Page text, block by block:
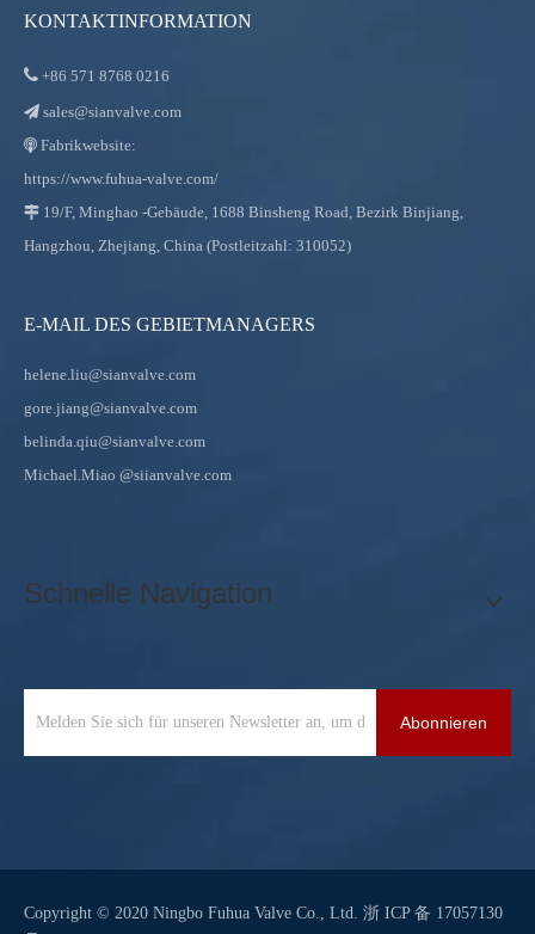
KONTAKTINFORMATION
 +86 571 8768 0216
 sales@sianvalve.com
 Fabrikwebsite:
https://www.fuhua-valve.com/
 19/F, Minghao -Gebäude, 1688 Binsheng Road, Bezirk Binjiang,
Hangzhou, Zhejiang, China (Postleitzahl: 310052)
E-MAIL DES GEBIETMANAGERS
helene.liu@sianvalve.com
gore.jiang@sianvalve.com
belinda.qiu@sianvalve.com
Michael.Miao @siianvalve.com
Schnelle Navigation
Abonnieren
Copyright © 2020 Ningbo Fuhua Valve Co., Ltd. 浙 ICP 备 17057130